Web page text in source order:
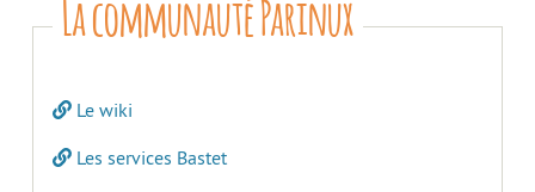
La communauté Parinux
Le wiki
Les services Bastet